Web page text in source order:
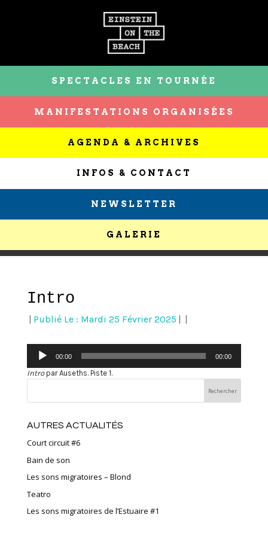
SPECTACLES EN TOURNÉE
MANIFESTATIONS ORGANISÉES
AGENDA & ARCHIVES
INFOS & CONTACT
NEWSLETTER
GALERIE
Intro
Publié Le : Mardi 25 Février 2025
Lecteur
audio
00:00 00:00
Intropar Auseths. Piste 1.
AUTRES ACTUALITÉS
Court circuit #6
Bain de son
Les sons migratoires – Blond
Teatro
Les sons migratoires de l’Estuaire #1